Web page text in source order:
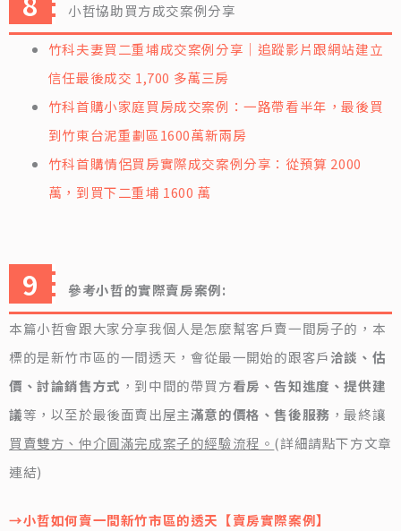
小哲協助買方成交案例分享
竹科夫妻買二重埔成交案例分享｜追蹤影片跟網站建立
信任最後成交 1,700 多萬三房
竹科首購小家庭買房成交案例：一路帶看半年，最後買
到竹東台泥重劃區1600萬新兩房
竹科首購情侶買房實際成交案例分享：從預算 2000
萬，到買下二重埔 1600 萬
參考小哲的實際賣房案例:
本篇小哲會跟大家分享我個人是怎麼幫客戶賣一間房子的，本
標的是新竹市區的一間透天，會從最一開始的跟客戶洽談、估
價、討論銷售方式 ，到中間的帶買方看房、告知進度、提供建
議等，以至於最後面賣出屋主滿意的價格、售後服務 ，最終讓
買賣雙方、仲介圓滿完成案子的經驗流程。 (詳細請點下方文章
連結)
→小哲如何賣一間新竹市區的透天【賣房實際案例】